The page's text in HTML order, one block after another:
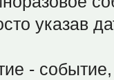
указав
-